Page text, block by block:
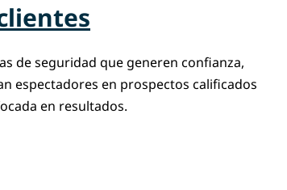
de seguridad que generen confianza,
espectadores en prospectos calificados
en resultados.